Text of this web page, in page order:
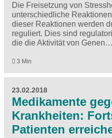
Die Freisetzung von
unterschiedliche
dieser Reaktionen werden
reguliert. Dies sind
die die Aktivität von Genen…
3 Min
23.02.2018
Medikamente
Krankheiten:
Patienten